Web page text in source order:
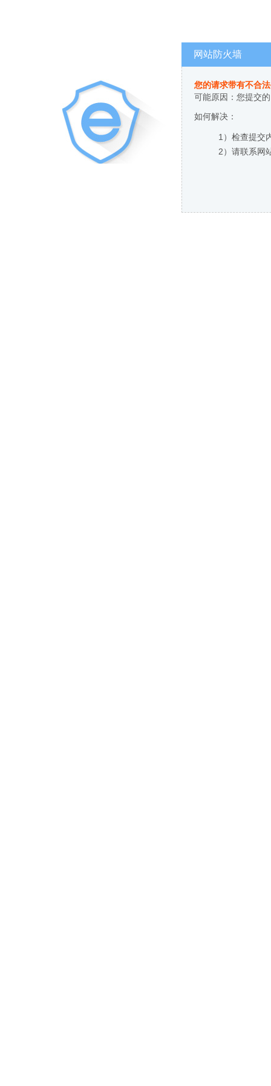
网站防火墙
您的请求带有不合
可能原因：您提交
如何解决：
1）检查提交
2）请联系网